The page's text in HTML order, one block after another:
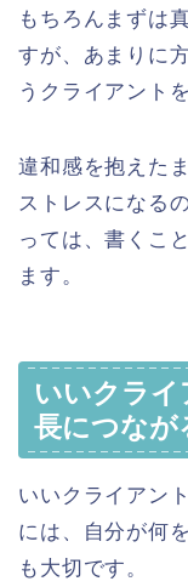
もちろんまずは
すが、あまりに
うクライアント
違和感を抱えた
ストレスになる
っては、書くこ
ます。
いいクラ
長につなが
いいクライアン
には、自分が何
も大切です。